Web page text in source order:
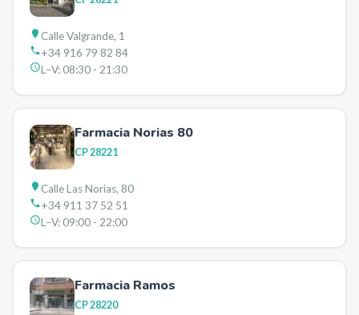
Calle Valgrande, 1
+34 916 79 82 84
L–V:08:30 - 21:30
Farmacia Norias 80
CP28221
Calle Las Norias, 80
+34 911 37 52 51
L–V:09:00 - 22:00
Farmacia Ramos
CP28220